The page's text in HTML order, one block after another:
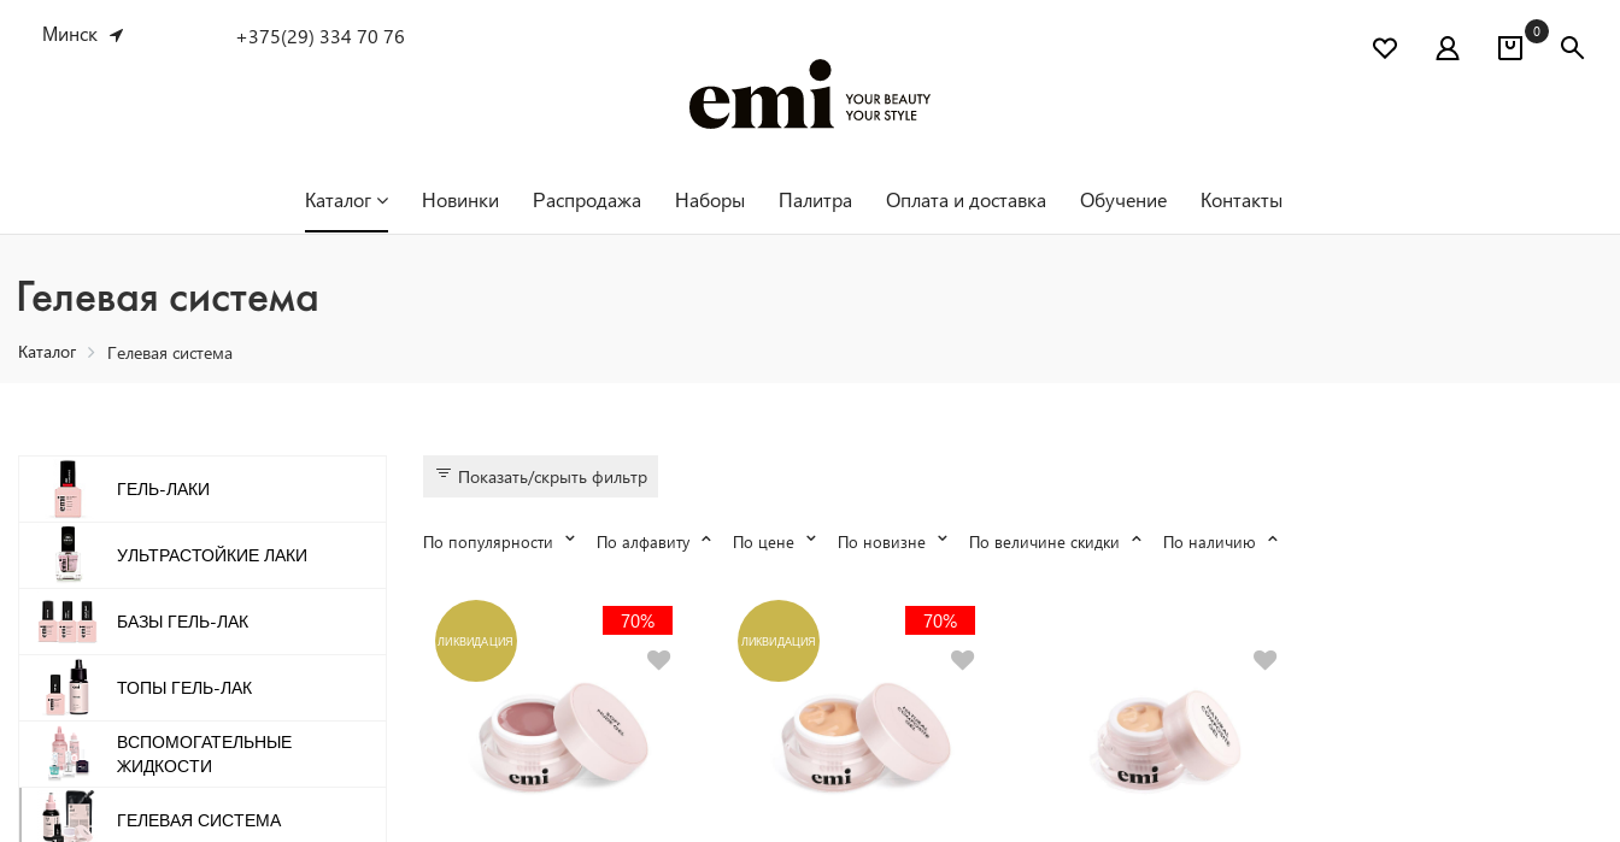
Минск +375(29) 334 70 76 0
Каталог Новинки Распродажа Наборы Палитра Оплата и доставка Обучение Контакты
Гелевая система
Каталог Гелевая система
Показать/скрыть фильтр
По популярности По алфавиту По цене По новизне По величине скидки По наличию
ЛИКВИДАЦИЯ
70%
ЛИКВИДАЦИЯ
70%
ГЕЛЬ-ЛАКИ
УЛЬТРАСТОЙКИЕ ЛАКИ
БАЗЫ ГЕЛЬ-ЛАК
ТОПЫ ГЕЛЬ-ЛАК
ВСПОМОГАТЕЛЬНЫЕ
ЖИДКОСТИ
ГЕЛЕВАЯ СИСТЕМА